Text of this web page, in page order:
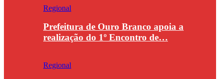
Regional
Prefeitura de Ouro Branco apoia a
realização do 1º Encontro de…
Regional